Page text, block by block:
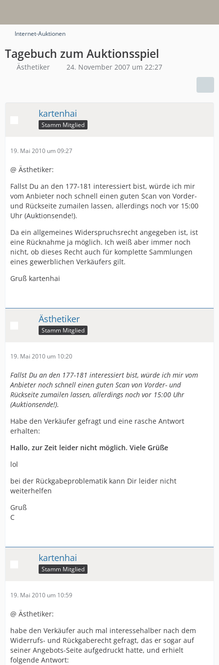
Internet-Auktionen
Tagebuch zum Auktionsspiel
Ästhetiker 24. November 2007 um 22:27
kartenhai
Stamm Mitglied
19. Mai 2010 um 09:27
@ Ästhetiker:
Fallst Du an den 177-181 interessiert bist, würde ich mir
vom Anbieter noch schnell einen guten Scan von Vorder-
und Rückseite zumailen lassen, allerdings noch vor 15:00
Uhr (Auktionsende!).
Da ein allgemeines Widerspruchsrecht angegeben ist, ist
eine Rücknahme ja möglich. Ich weiß aber immer noch
nicht, ob dieses Recht auch für komplette Sammlungen
eines gewerblichen Verkäufers gilt.
Gruß kartenhai
Ästhetiker
Stamm Mitglied
19. Mai 2010 um 10:20
Fallst Du an den 177-181 interessiert bist, würde ich mir vom
Anbieter noch schnell einen guten Scan von Vorder- und
Rückseite zumailen lassen, allerdings noch vor 15:00 Uhr
(Auktionsende!).
Habe den Verkäufer gefragt und eine rasche Antwort
erhalten:
Hallo, zur Zeit leider nicht möglich. Viele Grüße
lol
bei der Rückgabeproblematik kann Dir leider nicht
weiterhelfen
Gruß
C
kartenhai
Stamm Mitglied
19. Mai 2010 um 10:59
@ Ästhetiker:
habe den Verkäufer auch mal interessehalber nach dem
Widerrufs- und Rückgaberecht gefragt, das er sogar auf
seiner Angebots-Seite aufgedruckt hatte, und erhielt
folgende Antwort: